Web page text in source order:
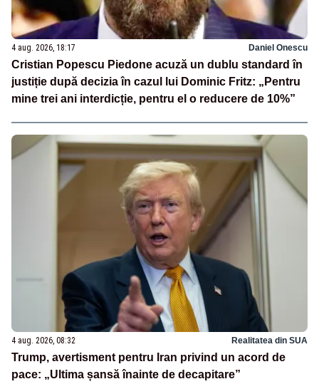
4 aug. 2026, 18:17 Daniel Onescu
Cristian Popescu Piedone acuză un dublu standard în
justiție după decizia în cazul lui Dominic Fritz: „Pentru
mine trei ani interdicție, pentru el o reducere de 10%”
4 aug. 2026, 08:32 Realitatea din SUA
Trump, avertisment pentru Iran privind un acord de
pace: „Ultima șansă înainte de decapitare”